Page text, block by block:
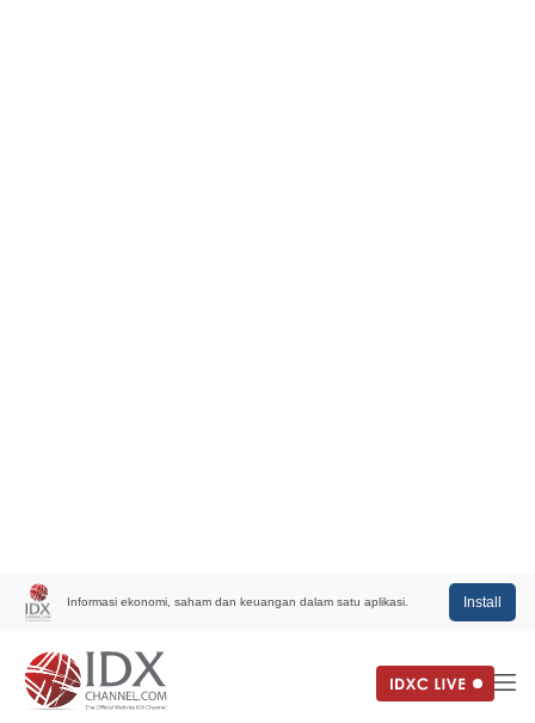
Informasi ekonomi, saham dan keuangan dalam satu aplikasi. Install